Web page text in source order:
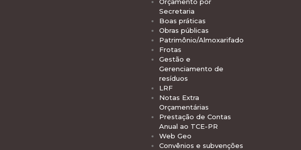
Secretaria
Boas práticas
Obras públicas
Patrimônio/Almoxarifado
Frotas
Gestão e
Gerenciamento de
resíduos
LRF
Notas Extra
Orçamentárias
Prestação de Contas
Anual ao TCE-PR
Web Geo
Convênios e subvenções